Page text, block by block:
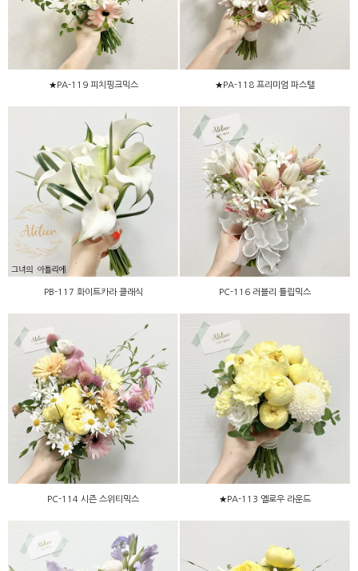
★PA-119 피치핑크믹스 ★PA-118 프리미엄 파스텔
PB-117 화이트카라 클래식
PB-117 화이트카라 클래식
PC-116 러블리 튤립믹스
PC-116 러블리 튤립믹스
PC-114 시즌 스위티믹스
PC-114 시즌 스위티믹스
★PA-113 옐로우 라운드
★PA-113 옐로우 라운드